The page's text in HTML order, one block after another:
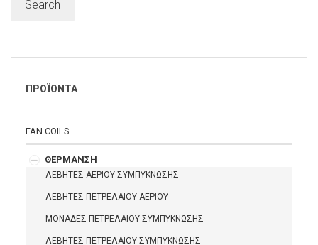
Search
ΠΡΟΪΟΝΤΑ
FAN COILS
ΘΕΡΜΑΝΣΗ
ΛΕΒΗΤΕΣ ΑΕΡΙΟΥ ΣΥΜΠΥΚΝΩΣΗΣ
ΛΕΒΗΤΕΣ ΠΕΤΡΕΛΑΙΟΥ ΑΕΡΙΟΥ
ΜΟΝΑΔΕΣ ΠΕΤΡΕΛΑΙΟΥ ΣΥΜΠΥΚΝΩΣΗΣ
ΛΕΒΗΤΕΣ ΠΕΤΡΕΛΑΙΟΥ ΣΥΜΠΥΚΝΩΣΗΣ